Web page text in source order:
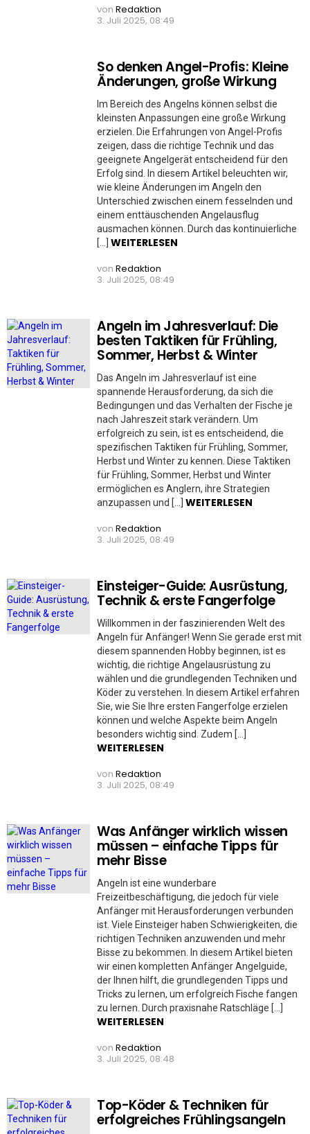
von Redaktion
3. Juli 2025, 08:49
So denken Angel-Profis: Kleine
Änderungen, große Wirkung
Im Bereich des Angelns können selbst die
kleinsten Anpassungen eine große Wirkung
erzielen. Die Erfahrungen von Angel-Profis
zeigen, dass die richtige Technik und das
geeignete Angelgerät entscheidend für den
Erfolg sind. In diesem Artikel beleuchten wir,
wie kleine Änderungen im Angeln den
Unterschied zwischen einem fesselnden und
einem enttäuschenden Angelausflug
ausmachen können. Durch das kontinuierliche
[…] WEITERLESEN
von Redaktion
3. Juli 2025, 08:49
Angeln im Jahresverlauf: Die
besten Taktiken für Frühling,
Sommer, Herbst & Winter
Das Angeln im Jahresverlauf ist eine
spannende Herausforderung, da sich die
Bedingungen und das Verhalten der Fische je
nach Jahreszeit stark verändern. Um
erfolgreich zu sein, ist es entscheidend, die
spezifischen Taktiken für Frühling, Sommer,
Herbst und Winter zu kennen. Diese Taktiken
für Frühling, Sommer, Herbst und Winter
ermöglichen es Anglern, ihre Strategien
anzupassen und […] WEITERLESEN
von Redaktion
3. Juli 2025, 08:49
Einsteiger-Guide: Ausrüstung,
Technik & erste Fangerfolge
Willkommen in der faszinierenden Welt des
Angeln für Anfänger! Wenn Sie gerade erst mit
diesem spannenden Hobby beginnen, ist es
wichtig, die richtige Angelausrüstung zu
wählen und die grundlegenden Techniken und
Köder zu verstehen. In diesem Artikel erfahren
Sie, wie Sie Ihre ersten Fangerfolge erzielen
können und welche Aspekte beim Angeln
besonders wichtig sind. Zudem […]
WEITERLESEN
von Redaktion
3. Juli 2025, 08:49
Was Anfänger wirklich wissen
müssen – einfache Tipps für
mehr Bisse
Angeln ist eine wunderbare
Freizeitbeschäftigung, die jedoch für viele
Anfänger mit Herausforderungen verbunden
ist. Viele Einsteiger haben Schwierigkeiten, die
richtigen Techniken anzuwenden und mehr
Bisse zu bekommen. In diesem Artikel bieten
wir einen kompletten Anfänger Angelguide,
der Ihnen hilft, die grundlegenden Tipps und
Tricks zu lernen, um erfolgreich Fische fangen
zu lernen. Durch praxisnahe Ratschläge […]
WEITERLESEN
von Redaktion
3. Juli 2025, 08:48
Top-Köder & Techniken für
erfolgreiches Frühlingsangeln